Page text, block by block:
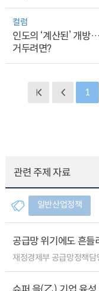
컬럼
인도의 ‘계산된’ 개
거두려면?
1
관련 주제 자료
일반산업정책
공급망 위기에도 흔
재정경제부 공급망정책담